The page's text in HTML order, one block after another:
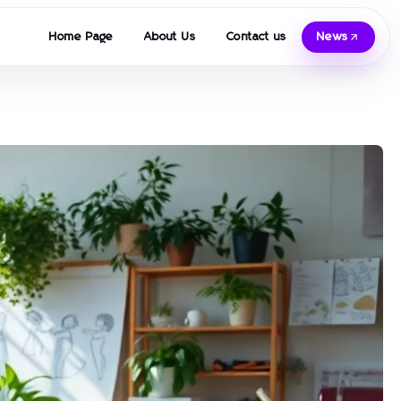
Home Page About Us Contact us News